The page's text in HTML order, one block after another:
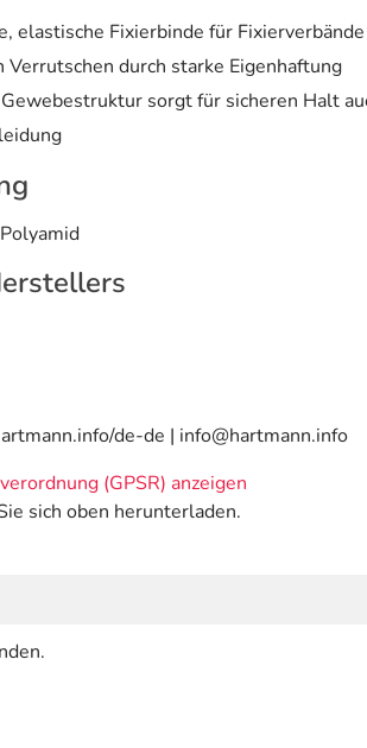
elastische Fixierbinde für
durch starke Eigenhaftung
sorgt für sicheren Halt
de-de | info@hartmann.info
(GPSR) anzeigen
sich oben herunterladen.